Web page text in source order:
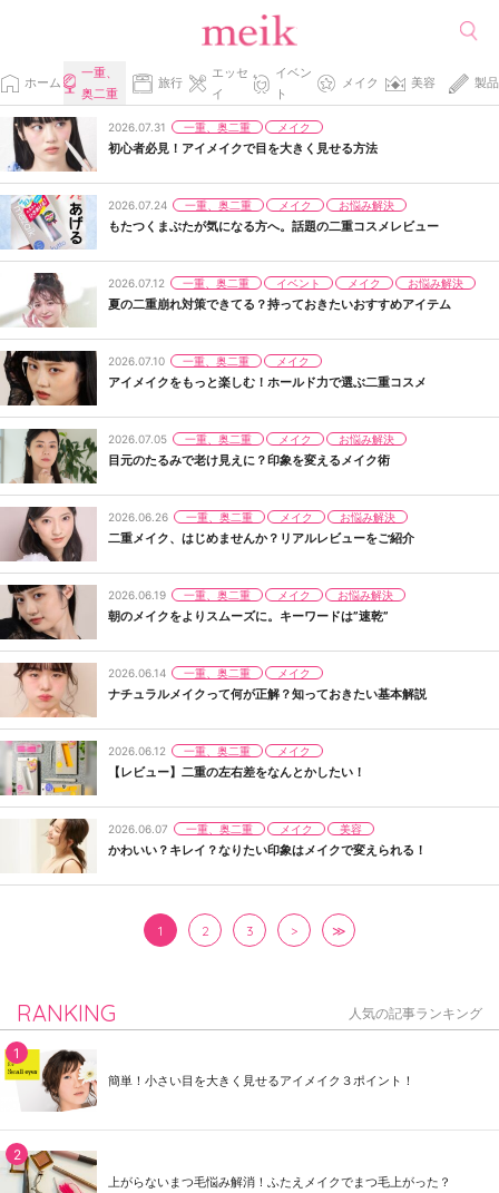
ホーム
一重、
奥二重
旅行
エッセ
イ
イベン
ト
メイク 美容 製品
2026.07.31 一重、奥二重 メイク
初心者必見！アイメイクで目を大きく見せる方法
2026.07.24 一重、奥二重 メイク お悩み解決
もたつくまぶたが気になる方へ。話題の二重コスメレビュー
2026.07.12 一重、奥二重 イベント メイク お悩み解決
夏の二重崩れ対策できてる？持っておきたいおすすめアイテム
2026.07.10 一重、奥二重 メイク
アイメイクをもっと楽しむ！ホールド力で選ぶ二重コスメ
2026.07.05 一重、奥二重 メイク お悩み解決
目元のたるみで老け見えに？印象を変えるメイク術
2026.06.26 一重、奥二重 メイク お悩み解決
二重メイク、はじめませんか？リアルレビューをご紹介
2026.06.19 一重、奥二重 メイク お悩み解決
朝のメイクをよりスムーズに。キーワードは”速乾”
2026.06.14 一重、奥二重 メイク
ナチュラルメイクって何が正解？知っておきたい基本解説
2026.06.12 一重、奥二重 メイク
【レビュー】二重の左右差をなんとかしたい！
2026.06.07 一重、奥二重 メイク 美容
かわいい？キレイ？なりたい印象はメイクで変えられる！
1 2 3 > ≫
RANKING 人気の記事ランキング
簡単！小さい目を大きく見せるアイメイク３ポイント！
上がらないまつ毛悩み解消！ふたえメイクでまつ毛上がった？